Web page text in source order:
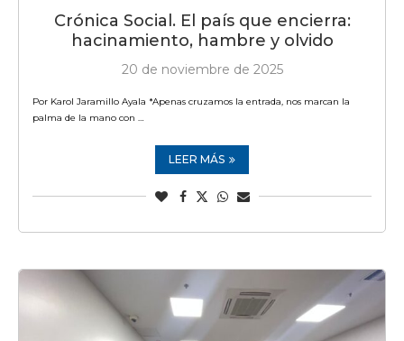
Crónica Social. El país que encierra:
hacinamiento, hambre y olvido
20 de noviembre de 2025
Por Karol Jaramillo Ayala *Apenas cruzamos la entrada, nos marcan la
palma de la mano con …
LEER MÁS